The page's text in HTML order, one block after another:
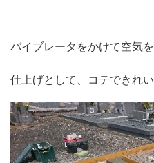
バイブレータをかけて空気を
仕上げとして、コテできれ